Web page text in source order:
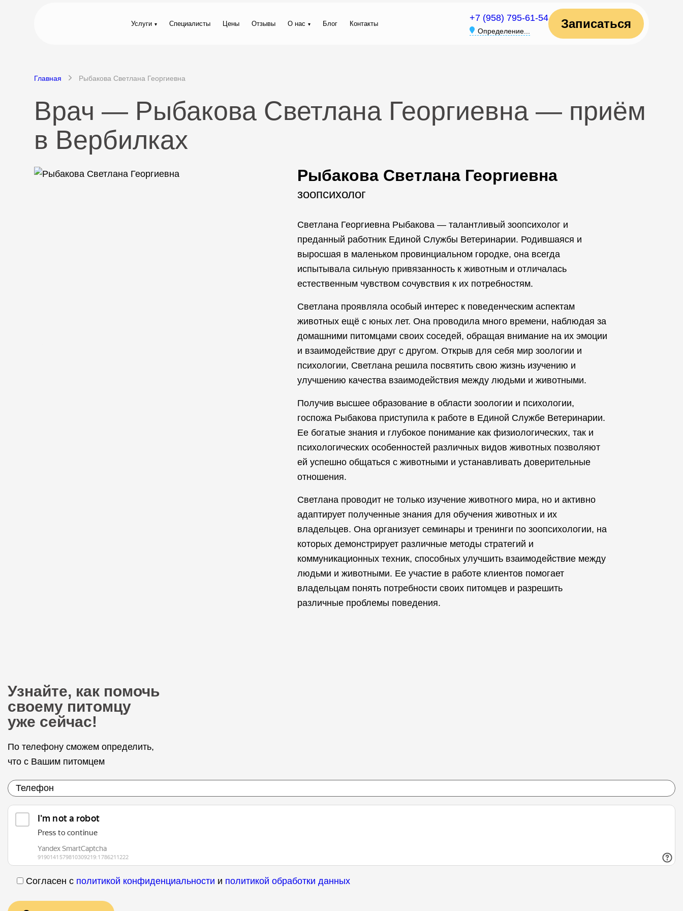
Услуги Специалисты Цены Отзывы О нас Блог Контакты
+7 (958) 795-61-54
Определение...
Записаться
Главная Рыбакова Светлана Георгиевна
Врач — Рыбакова Светлана Георгиевна — приём
в Вербилках
Рыбакова Светлана Георгиевна
зоопсихолог
Светлана Георгиевна Рыбакова — талантливый зоопсихолог и
преданный работник Единой Службы Ветеринарии. Родившаяся и
выросшая в маленьком провинциальном городке, она всегда
испытывала сильную привязанность к животным и отличалась
естественным чувством сочувствия к их потребностям.
Светлана проявляла особый интерес к поведенческим аспектам
животных ещё с юных лет. Она проводила много времени, наблюдая за
домашними питомцами своих соседей, обращая внимание на их эмоции
и взаимодействие друг с другом. Открыв для себя мир зоологии и
психологии, Светлана решила посвятить свою жизнь изучению и
улучшению качества взаимодействия между людьми и животными.
Получив высшее образование в области зоологии и психологии,
госпожа Рыбакова приступила к работе в Единой Службе Ветеринарии.
Ее богатые знания и глубокое понимание как физиологических, так и
психологических особенностей различных видов животных позволяют
ей успешно общаться с животными и устанавливать доверительные
отношения.
Светлана проводит не только изучение животного мира, но и активно
адаптирует полученные знания для обучения животных и их
владельцев. Она организует семинары и тренинги по зоопсихологии, на
которых демонстрирует различные методы стратегий и
коммуникационных техник, способных улучшить взаимодействие между
людьми и животными. Ее участие в работе клиентов помогает
владельцам понять потребности своих питомцев и разрешить
различные проблемы поведения.
Узнайте, как помочь
своему питомцу
уже сейчас!
По телефону сможем определить,
что с Вашим питомцем
Согласен с политикой конфиденциальности и политикой обработки данных